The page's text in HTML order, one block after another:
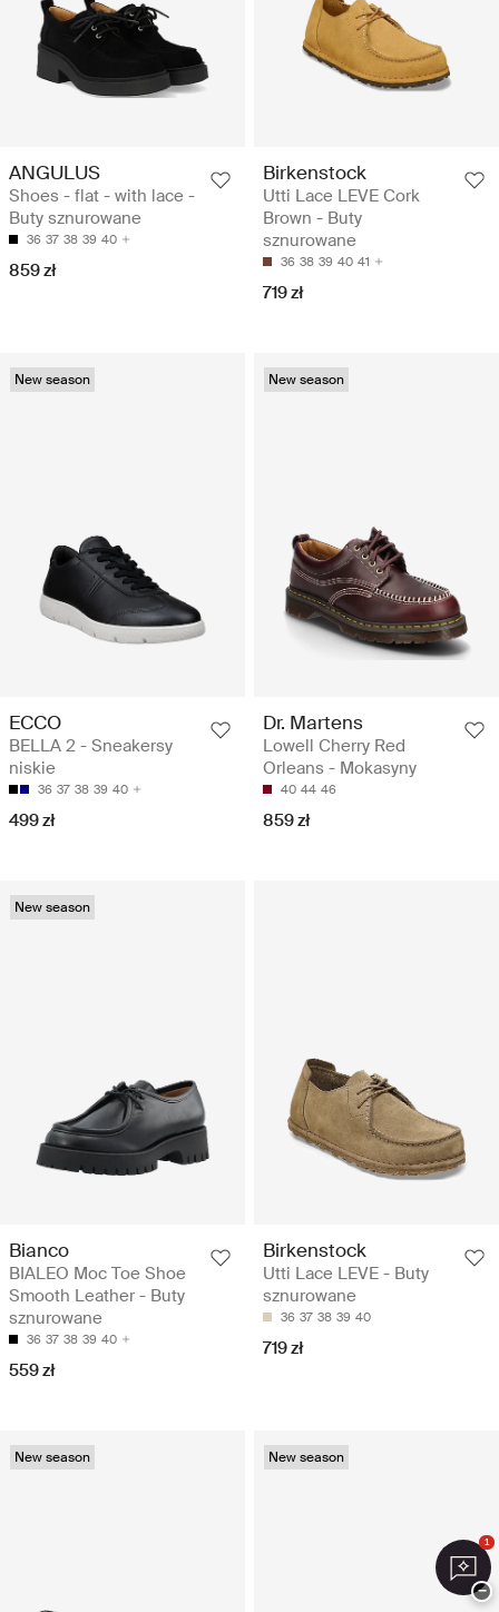
ANGULUS
Shoes - flat - with lace -
Buty sznurowane
36 37 38 39 40
859 zł
Birkenstock
Utti Lace LEVE Cork
Brown - Buty
sznurowane
36 38 39 40 41
719 zł
New season
ECCO
BELLA 2 - Sneakersy
niskie
36 37 38 39 40
499 zł
New season
Dr. Martens
Lowell Cherry Red
Orleans - Mokasyny
40 44 46
859 zł
New season
Bianco
BIALEO Moc Toe Shoe
Smooth Leather - Buty
sznurowane
36 37 38 39 40
559 zł
Birkenstock
Utti Lace LEVE - Buty
sznurowane
36 37 38 39 40
719 zł
New season New season
1
−